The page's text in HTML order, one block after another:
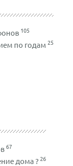
105
по годам 25
67
дома ?26